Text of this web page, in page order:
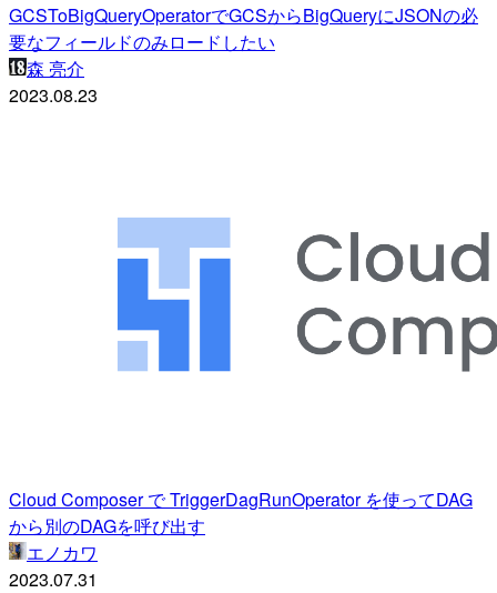
GCSToBigQueryOperatorでGCSからBigQueryにJSONの必
要なフィールドのみロードしたい
森 亮介
2023.08.23
Cloud Composer で TriggerDagRunOperator を使ってDAG
から別のDAGを呼び出す
エノカワ
2023.07.31